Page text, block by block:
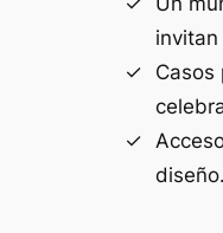
Casos
diseño.